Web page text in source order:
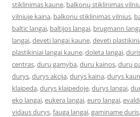
stiklinimas kaune, balkonų stiklinimas
vilniuje kaina, balkonu stiklinimas vilnius,
baltic langai, baltijos langai, brugmann
langai,deveti langai kaune,deveti
plastikiniai langai kaune,doleta langai,
centras,durų gamyba,duru kainos,durų
durys,durys akcija,durys kaina,durys
klaipeda,durys klaipedoje,durys langai,
eko langai,eukera langai,euro langai,
vidaus durys,fauga langai,gaminame duris,